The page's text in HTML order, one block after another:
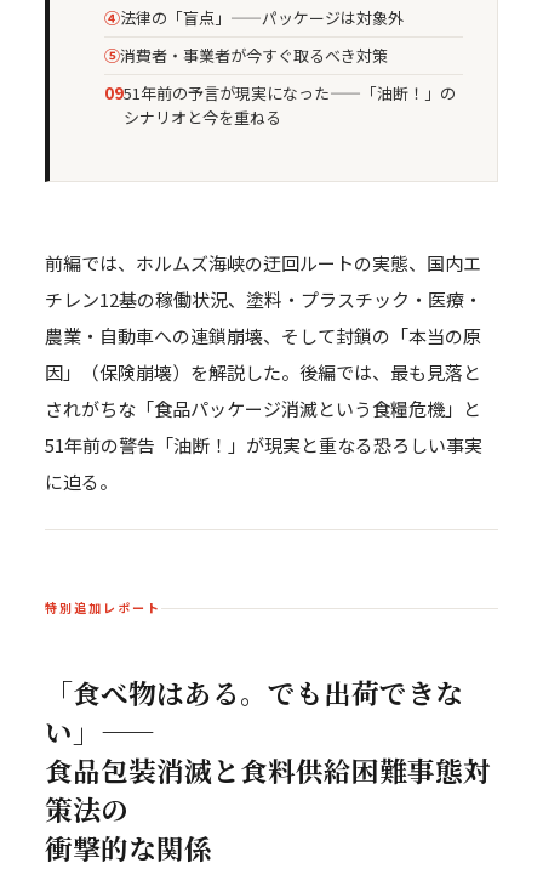
④法律の「盲点」——パッケージは対象外
⑤消費者・事業者が今すぐ取るべき対策
0951年前の予言が現実になった——「油断！」の
シナリオと今を重ねる
前編では、ホルムズ海峡の迂回ルートの実態、国内エ
チレン12基の稼働状況、塗料・プラスチック・医療・
農業・自動車への連鎖崩壊、そして封鎖の「本当の原
因」（保険崩壊）を解説した。後編では、最も見落と
されがちな「食品パッケージ消滅という食糧危機」と
51年前の警告「油断！」が現実と重なる恐ろしい事実
に迫る。
特別追加レポート
「食べ物はある。でも出荷できな
い」——
食品包装消滅と食料供給困難事態対
策法の
衝撃的な関係